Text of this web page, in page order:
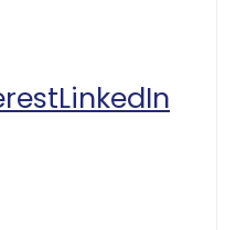
LinkedIn